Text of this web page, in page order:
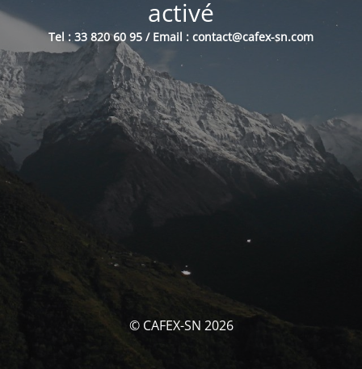
activé
Tel : 33 820 60 95 / Email : contact@cafex-sn.com
© CAFEX-SN 2026